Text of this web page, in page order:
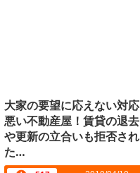
大家の要望に応えない対応
悪い不動産屋！賃貸の退去
や更新の立合いも拒否され
た…